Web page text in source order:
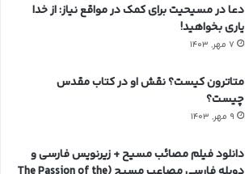
دعا در مسیحیت برای کمک در مواقع نیاز: از خدا
یاری بخواهید!
7 مهر, 1403
متاترون کیست؟ نقش او در کتاب مقدس
چیست؟
9 مهر, 1403
دانلود فیلم مصائب مسیح + زیرنویس فارسی و